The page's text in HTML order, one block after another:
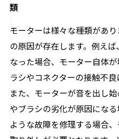
類
モーターは様々な種類があ
の原因が存在します。例え
なった場合、モーター自体
ラシやコネクターの接触不良
また、モーターが音を出し
やブラシの劣化が原因にな
ような故障を修理する場合